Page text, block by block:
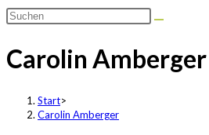
umschalten
Carolin Amberger
Start>
Carolin Amberger